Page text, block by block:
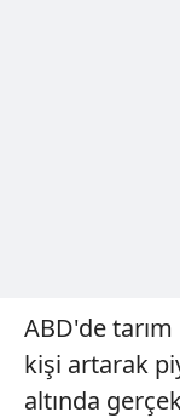
ABD'de
kişi artarak
altında